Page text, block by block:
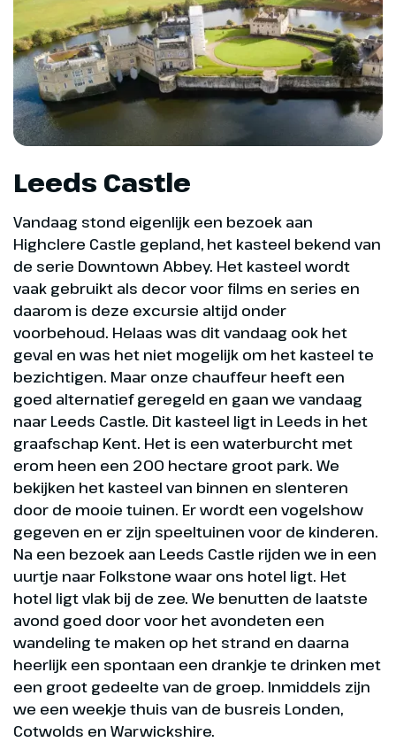
Leeds Castle
Vandaag stond eigenlijk een bezoek aan
Highclere Castle gepland, het kasteel bekend van
de serie Downtown Abbey. Het kasteel wordt
vaak gebruikt als decor voor films en series en
daarom is deze excursie altijd onder
voorbehoud. Helaas was dit vandaag ook het
geval en was het niet mogelijk om het kasteel te
bezichtigen. Maar onze chauffeur heeft een
goed alternatief geregeld en gaan we vandaag
naar Leeds Castle. Dit kasteel ligt in Leeds in het
graafschap Kent. Het is een waterburcht met
erom heen een 200 hectare groot park. We
bekijken het kasteel van binnen en slenteren
door de mooie tuinen. Er wordt een vogelshow
gegeven en er zijn speeltuinen voor de kinderen.
Na een bezoek aan Leeds Castle rijden we in een
uurtje naar Folkstone waar ons hotel ligt. Het
hotel ligt vlak bij de zee. We benutten de laatste
avond goed door voor het avondeten een
wandeling te maken op het strand en daarna
heerlijk een spontaan een drankje te drinken met
een groot gedeelte van de groep. Inmiddels zijn
we een weekje thuis van de busreis Londen,
Cotwolds en Warwickshire.